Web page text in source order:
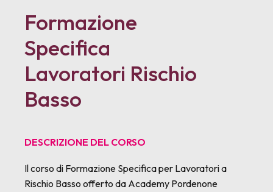
Formazione
Specifica
Lavoratori Rischio
Basso
DESCRIZIONE DEL CORSO
Il corso di Formazione Specifica per Lavoratori a
Rischio Basso offerto da Academy Pordenone